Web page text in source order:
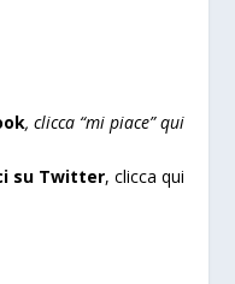
, clicca “mi piace”qui
su Twitter, clicca qui